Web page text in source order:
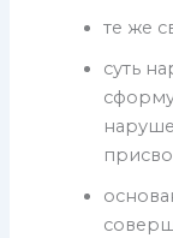
те же
суть